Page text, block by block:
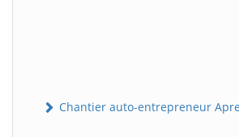
Chantier auto-entrepreneur